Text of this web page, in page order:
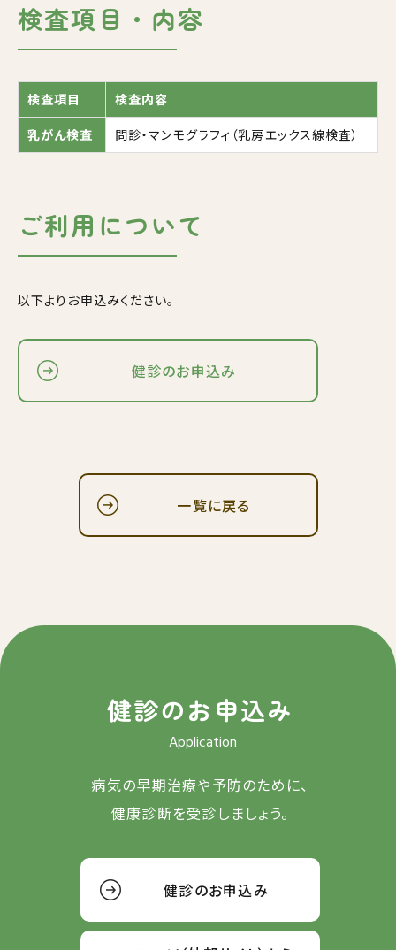
検査項目・内容
検査項目
検査内容
乳がん検査
問診・マンモグラフィ（乳房エックス線検査）
ご利用について
以下よりお申込みください。
健診のお申込み
一覧に戻る
健診のお申込み
Application
病気の早期治療や予防のために、
健康診断を受診しましょう。
健診のお申込み